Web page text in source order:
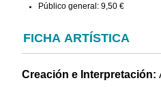
Público general: 9,50 €
FICHA ARTÍSTICA
Creación e Interpretación: